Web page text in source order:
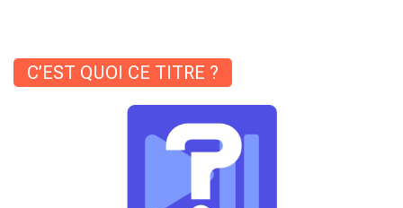
C’EST QUOI CE TITRE ?